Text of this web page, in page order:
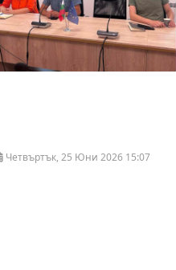
Четвъртък, 25 Юни 2026 15:07